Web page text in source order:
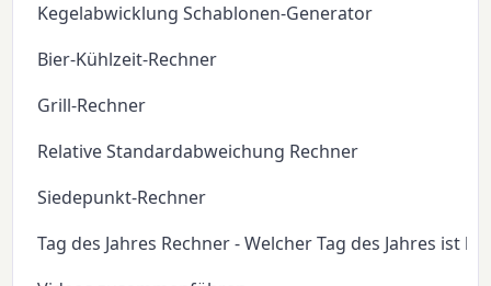
Kegelabwicklung Schablonen-Generator
Bier-Kühlzeit-Rechner
Grill-Rechner
Relative Standardabweichung Rechner
Siedepunkt-Rechner
Tag des Jahres Rechner - Welcher Tag des Jahres ist